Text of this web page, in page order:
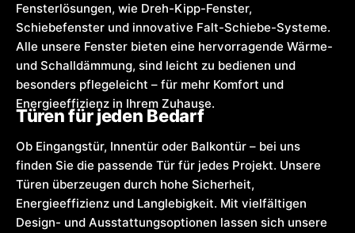
Fensterlösungen, wie Dreh-Kipp-Fenster,
Schiebefenster und innovative Falt-Schiebe-Systeme.
Alle unsere Fenster bieten eine hervorragende Wärme-
und Schalldämmung, sind leicht zu bedienen und
besonders pflegeleicht – für mehr Komfort und
Energieeffizienz in Ihrem Zuhause.
Türen für jeden Bedarf
Ob Eingangstür, Innentür oder Balkontür – bei uns
finden Sie die passende Tür für jedes Projekt. Unsere
Türen überzeugen durch hohe Sicherheit,
Energieeffizienz und Langlebigkeit. Mit vielfältigen
Design- und Ausstattungsoptionen lassen sich unsere